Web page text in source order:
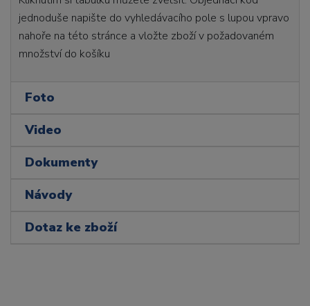
jednoduše napište do vyhledávacího pole s lupou vpravo
nahoře na této stránce a vložte zboží v požadovaném
množství do košíku
Foto
Video
Dokumenty
Návody
Dotaz ke zboží